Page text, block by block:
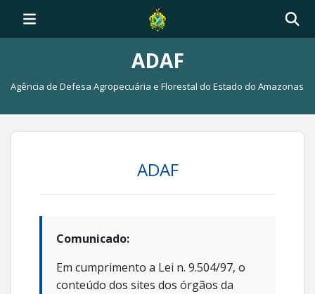
ADAF
Agência de Defesa Agropecuária e Florestal do Estado do Amazonas
ADAF
Comunicado:
Em cumprimento a Lei n. 9.504/97, o
conteúdo dos sites dos órgãos da